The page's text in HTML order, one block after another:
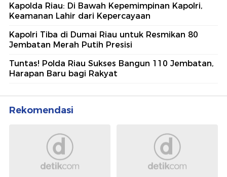
Kapolda Riau: Di Bawah Kepemimpinan Kapolri,
Keamanan Lahir dari Kepercayaan
Kapolri Tiba di Dumai Riau untuk Resmikan 80
Jembatan Merah Putih Presisi
Tuntas! Polda Riau Sukses Bangun 110 Jembatan,
Harapan Baru bagi Rakyat
Rekomendasi